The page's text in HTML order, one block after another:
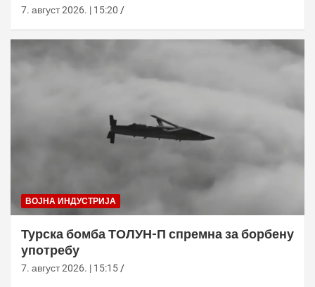
7. август 2026. | 15:20
ВОЈНА ИНДУСТРИЈА
Турска бомба ТОЛУН-П спремна за борбену
употребу
7. август 2026. | 15:15